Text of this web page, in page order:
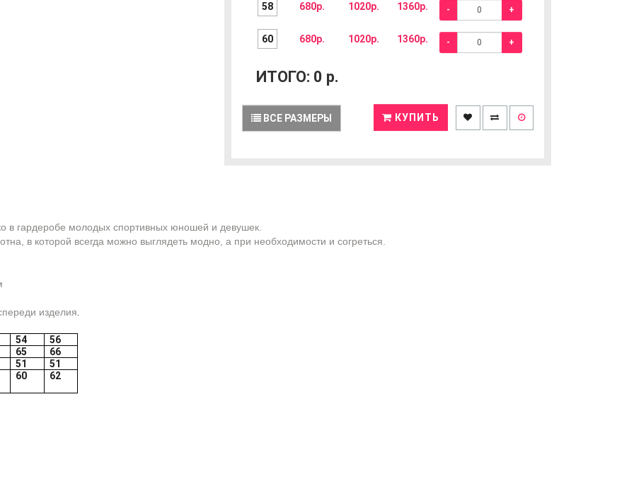
58 680р. 1020р. 1360р. - +
60 680р. 1020р. 1360р. - +
ИТОГО: 0 р.
ВСЕ РАЗМЕРЫ КУПИТЬ
в гардеробе молодых спортивных юношей и девушек.
в которой всегда можно выглядеть модно, а при необходимости и согреться.
изделия
54
56
65
66
51
51
60 62